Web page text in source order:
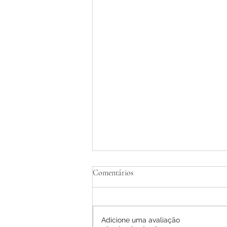
Tratamento Homeopático de
Relato de Caso
Comentários
Adicione uma avaliação